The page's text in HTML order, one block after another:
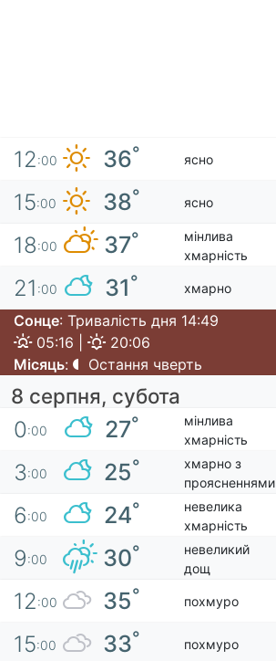
12:00 36° ясно
15:00 38° ясно
18:00 37°
мінлива
хмарність
21 :00 31° хмарно
Сонце: Тривалість дня 14:49
05:16 |
20:06
Місяць: Остання чверть
8 серпня, субота
0:00 27°
мінлива
хмарність
3:00 25°
хмарно з
проясненнями
6:00 24°
невелика
хмарність
9:00 30°
невеликий
дощ
12:00 35° похмуро
15:00 33° похмуро